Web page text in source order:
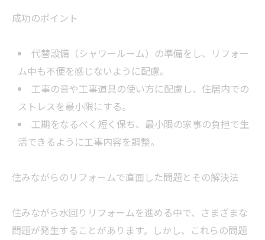
成功のポイント
代替設備（シャワールーム）の準備をし、リフォー
ム中も不便を感じないように配慮。
工事の音や工事道具の使い方に配慮し、住居内での
ストレスを最小限にする。
工期をなるべく短く保ち、最小限の家事の負担で生
活できるように工事内容を調整。
住みながらのリフォームで直面した問題とその解決法
住みながら水回りリフォームを進める中で、さまざまな
問題が発生することがあります。しかし、これらの問題